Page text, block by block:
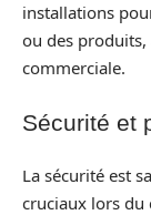
installations
ou des
commerciale.
Sécurité et
La sécurité est
cruciaux lors du